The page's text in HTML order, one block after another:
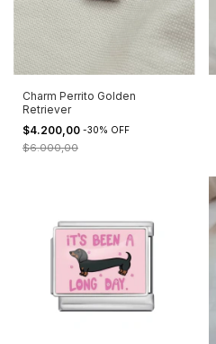
Charm Perrito Golden
Retriever
$4.200,00 -30% OFF
$6.000,00